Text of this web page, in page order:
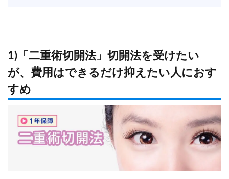
1)「二重術切開法」切開法を受けたい
が、費用はできるだけ抑えたい人におす
すめ